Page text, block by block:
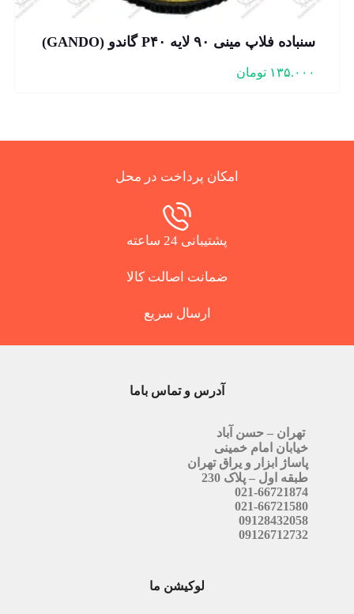
سنباده فلاپ مینی ۹۰ لایه P۴۰ گاندو (GANDO)
۱۳۵.۰۰۰ تومان
امکان پرداخت در محل
پشتیبانی 24 ساعته
ضمانت اصالت کالا
ارسال سریع
آدرس و تماس باما
تهران – حسن آباد
خیابان امام خمینی
پاساژ ابزار و یراق تهران
طبقه اول – پلاک 230
021-66721874
021-66721580
09128432058
09126712732
لوکیشن ما